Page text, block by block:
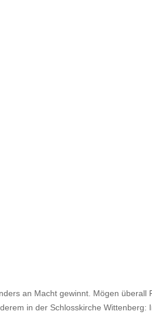
an Macht gewinnt. Mögen
in der Schlosskirche Wittenberg: